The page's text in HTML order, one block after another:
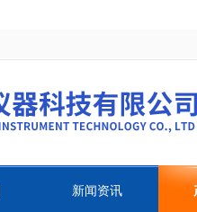
新闻资讯